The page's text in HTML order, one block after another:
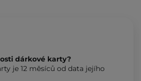
dárkové karty?
je 12 měsíců od data jejího